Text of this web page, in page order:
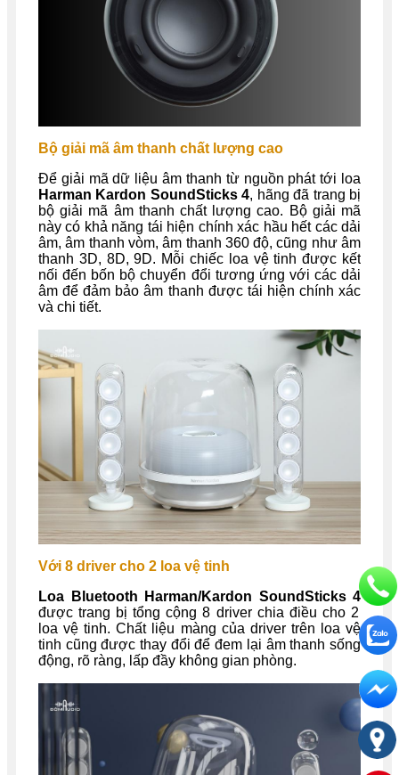
Bộ giải mã âm thanh chất lượng cao
Để giải mã dữ liệu âm thanh từ nguồn phát tới loa
Harman Kardon SoundSticks 4, hãng đã trang bị
bộ giải mã âm thanh chất lượng cao. Bộ giải mã
này có khả năng tái hiện chính xác hầu hết các dải
âm, âm thanh vòm, âm thanh 360 độ, cũng như âm
thanh 3D, 8D, 9D. Mỗi chiếc loa vệ tinh được kết
nối đến bốn bộ chuyển đổi tương ứng với các dải
âm để đảm bảo âm thanh được tái hiện chính xác
và chi tiết.
Với 8 driver cho 2 loa vệ tinh
Loa Bluetooth Harman/Kardon SoundSticks 4
được trang bị tổng cộng 8 driver chia điều cho 2
loa vệ tinh. Chất liệu màng của driver trên loa vệ
tinh cũng được thay đổi để đem lại âm thanh sống
động, rõ ràng, lấp đầy không gian phòng.